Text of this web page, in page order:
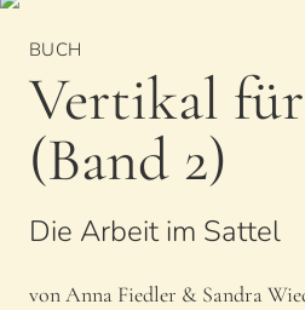
BUCH
Vertikal
(Band 2)
Die Arbeit im Sattel
von Anna Fiedler & Sandra